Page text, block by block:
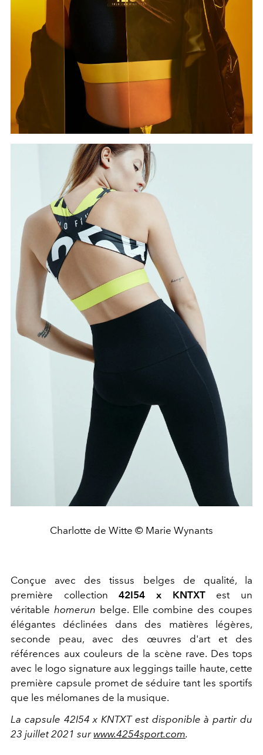
Charlotte de Witte © Marie Wynants
Conçue avec des tissus belges de qualité, la
première collection42I54 x KNTXTest un
véritable homerun belge. Elle combine des coupes
élégantes déclinées dans des matières légères,
seconde peau, avec des œuvres d'art et des
références aux couleurs de la scène rave. Des tops
avec le logo signature aux leggings taille haute, cette
première capsule promet de séduire tant les sportifs
que les mélomanes de la musique.
La capsule 42I54 x KNTXT est disponible à partir du
23 juillet 2021 sur www.4254sport.com.